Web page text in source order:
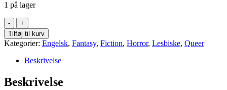
1 på lager
Hungerstone
(Paperback)
antal
Tilføj til kurv
Kategorier: Engelsk, Fantasy, Fiction, Horror, Lesbiske, Queer
Beskrivelse
Beskrivelse